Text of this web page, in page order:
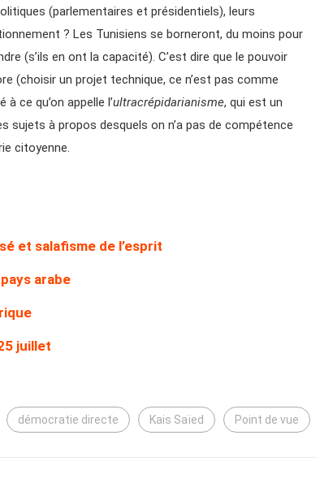
(parlementaires et présidentiels), leurs
? Les Tunisiens se borneront, du moins pour
(s’ils en ont la capacité). C’est dire que le pouvoir
(choisir un projet technique, ce n’est pas comme
ce qu’on appelle l’ultracrépidarianisme, qui est un
à propos desquels on n’a pas de compétence
citoyenne.
et salafisme de l’esprit
arabe
juillet
démocratie directe Kais Saïed Point de vue